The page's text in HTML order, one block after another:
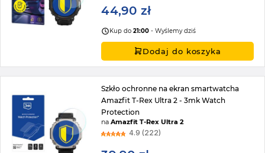
44,90 zł
Kup do21:00 - Wyślemy dziś
Dodaj do koszyka
Szkło ochronne na ekran smartwatcha
Amazfit T-Rex Ultra 2 - 3mk Watch
Protection
naAmazfit T-Rex Ultra 2
4.9 (222)